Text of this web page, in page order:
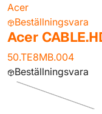
Acer
Beställningsvara
Acer
50.TE8MB.004
Beställningsvara